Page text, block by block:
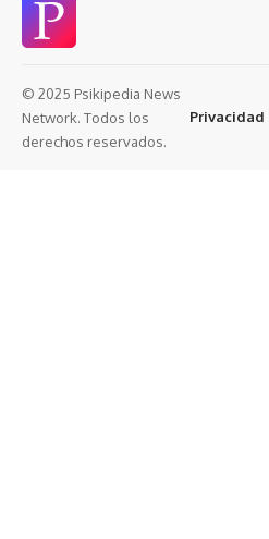
© 2025 Psikipedia News
Network. Todos los
derechos reservados.
Privacidad